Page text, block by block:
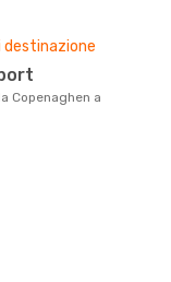
destinazione